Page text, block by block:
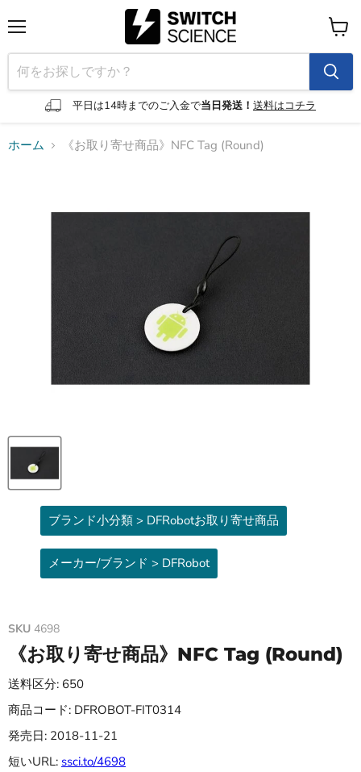
ニ
ュ
ー
平日は14時までのご入金で当日発送！ 送料はコチラ
カ
ー
ト
を
見
ホーム 《お取り寄せ商品》NFC Tag (Round)
ブランド小分類 > DFRobotお取り寄せ商品
メーカー/ブランド > DFRobot
SKU 4698
《お取り寄せ商品》NFC Tag (Round)
送料区分: 650
商品コード: DFROBOT-FIT0314
発売日: 2018-11-21
短いURL: ssci.to/4698